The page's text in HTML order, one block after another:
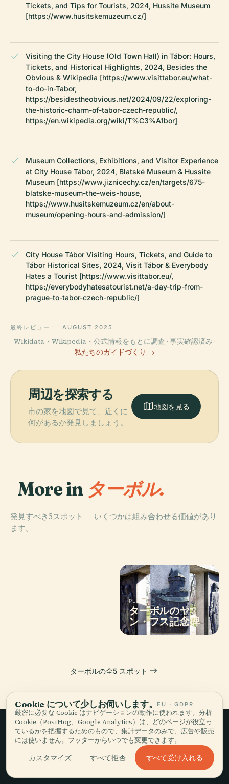
Tickets, and Tips for Tourists, 2024, Hussite Museum
[https://www.husitskemuzeum.cz/]
Visiting the City House (Old Town Hall) in Tábor: Hours,
Tickets, and Historical Highlights, 2024, Besides the
Obvious & Wikipedia [https://www.visittabor.eu/what-
to-do-in-Tabor,
https://besidestheobvious.net/2024/09/22/exploring-
the-historic-charm-of-tabor-czech-republic/,
https://en.wikipedia.org/wiki/T%C3%A1bor]
Museum Collections, Exhibitions, and Visitor Experience
at City House Tábor, 2024, Blatské Museum & Hussite
Museum [https://www.jiznicechy.cz/en/targets/675-
blatske-museum-the-weis-house,
https://www.husitskemuzeum.cz/en/about-
museum/opening-hours-and-admission/]
City House Tábor Visiting Hours, Tickets, and Guide to
Tábor Historical Sites, 2024, Visit Tábor & Everybody
Hates a Tourist [https://www.visittabor.eu/,
https://everybodyhatesatourist.net/a-day-trip-from-
prague-to-tabor-czech-republic/]
最終レビュー： AUGUST 2025
Wikidata・Wikipedia・公式情報をもとに調査 · 事実確認済み ·
私たちのガイドづくり →
周辺を探索する
市の家を地図で見て、近くに
何があるか発見しましょう。
地図を見る
More in ターボル.
発見すべき5スポット — いくつかは組み合わせる価値があり
ます。PLACE
PLACE
PLACE
ターボルのヤ
ン・フス記念碑
ターボルの全5 スポット
ゆっくり旅して、
語る。
Cookie について少しお伺いします。 EU · GDPR
厳密に必要な Cookie はナビゲーションの動作に使われます。分析
Cookie（PostHog、Google Analytics）は、どのページが役立っ
ているかを把握するためのもので、集計データのみで、広告や販売
には使いません。フッターからいつでも変更できます。
カスタマイズ すべて拒否 すべて受け入れる